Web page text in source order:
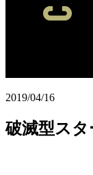
2019/04/16
破滅型ス